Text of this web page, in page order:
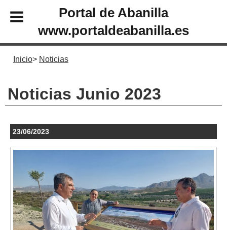
Portal de Abanilla
www.portaldeabanilla.es
Inicio Noticias
Noticias Junio 2023
23/06/2023